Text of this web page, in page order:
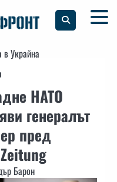
в Украйна
НАТО
генералът
пред
Барон